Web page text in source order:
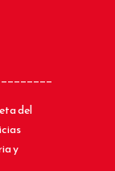
del
y